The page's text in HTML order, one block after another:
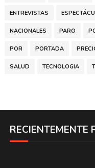
ENTREVISTAS
NACIONALES PARO
POR PORTADA
SALUD TECNOLOGIA
RECIENTEMENTE